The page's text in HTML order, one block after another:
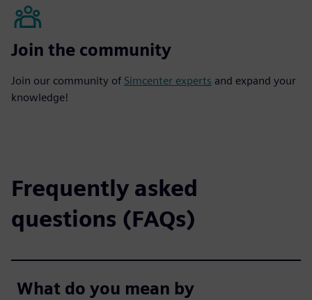
Join the community
Join our community of Simcenter experts and expand your
knowledge!
Frequently asked
questions (FAQs)
What do you mean by